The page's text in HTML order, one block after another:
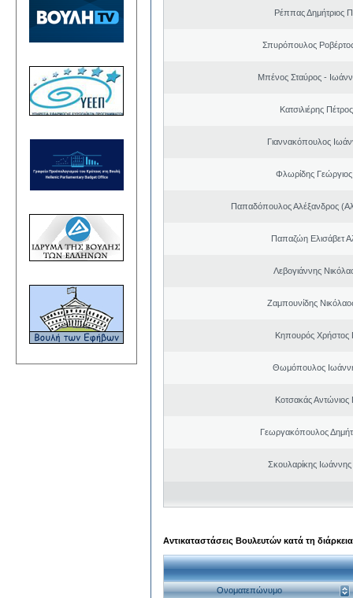
Ρέππας Δημήτριος
Σπυρόπουλος
Μπένος Σταύρος -
Κατσιλιέρης
Γιαννακόπουλος
Φλωρίδης Γεώργιος
Παπαδόπουλος Αλέξανδρος
Παπαζώη Ελισάβετ
Λεβογιάννης
Ζαμπουνίδης
Κηπουρός Χρήστος
Θωμόπουλος
Κοτσακάς Αντώνιος
Γεωργακόπουλος
Σκουλαρίκης
Αντικαταστάσεις Βουλευτών κατά τη
Ονοματεπώνυμο